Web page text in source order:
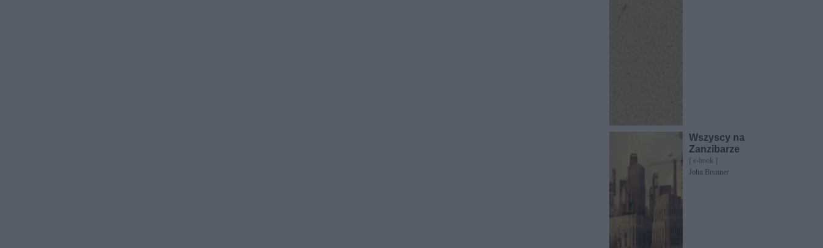
Wszyscy na
Zanzibarze
[ e-book ]
John Brunner